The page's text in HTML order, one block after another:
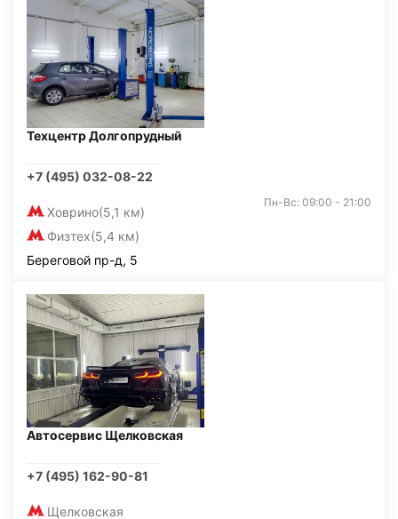
Техцентр Долгопрудный
+7 (495) 032-08-22
Ховрино(5,1 км)
Физтех(5,4 км)
Пн-Вс: 09:00 - 21:00
Береговой пр-д, 5
Автосервис Щелковская
+7 (495) 162-90-81
Щелковская